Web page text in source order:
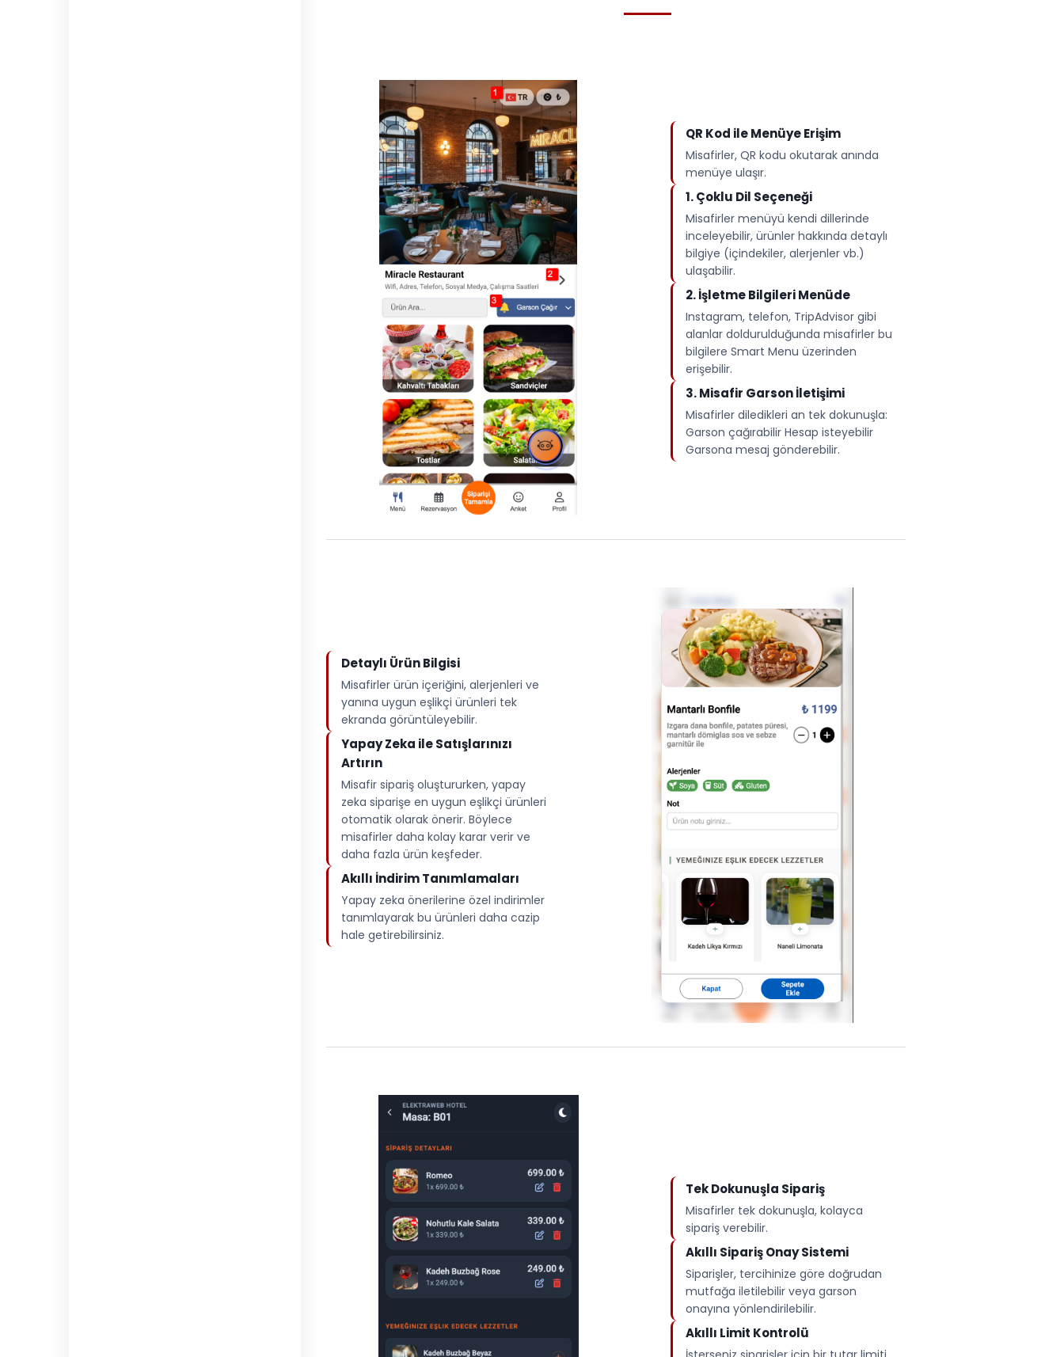
QR Kod ile Menüye Erişim
Misafirler, QR kodu okutarak anında
menüye ulaşır.
1.⁠ ⁠Çoklu Dil Seçeneği
Misafirler menüyü kendi dillerinde
inceleyebilir, ürünler hakkında detaylı
bilgiye (içindekiler, alerjenler vb.)
ulaşabilir.
2.⁠ ⁠İşletme Bilgileri Menüde
Instagram, telefon, TripAdvisor gibi
alanlar doldurulduğunda misafirler bu
bilgilere Smart Menu üzerinden
erişebilir.
3.⁠ ⁠Misafir Garson İletişimi
Misafirler diledikleri an tek dokunuşla:
Garson çağırabilir Hesap isteyebilir
Garsona mesaj gönderebilir.
Detaylı Ürün Bilgisi
Misafirler ürün içeriğini, alerjenleri ve
yanına uygun eşlikçi ürünleri tek
ekranda görüntüleyebilir.
Yapay Zeka ile Satışlarınızı
Artırın
Misafir sipariş oluştururken, yapay
zeka siparişe en uygun eşlikçi ürünleri
otomatik olarak önerir. Böylece
misafirler daha kolay karar verir ve
daha fazla ürün keşfeder.
Akıllı İndirim Tanımlamaları
Yapay zeka önerilerine özel indirimler
tanımlayarak bu ürünleri daha cazip
hale getirebilirsiniz.
Tek Dokunuşla Sipariş
Misafirler tek dokunuşla, kolayca
sipariş verebilir.
Akıllı Sipariş Onay Sistemi
Siparişler, tercihinize göre doğrudan
mutfağa iletilebilir veya garson
onayına yönlendirilebilir.
Akıllı Limit Kontrolü